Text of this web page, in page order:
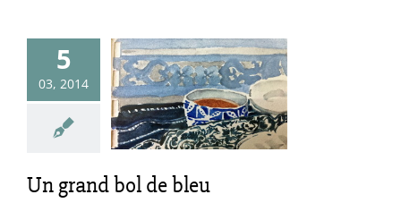
5
03, 2014
bol de
& matières
Un grand bol de bleu